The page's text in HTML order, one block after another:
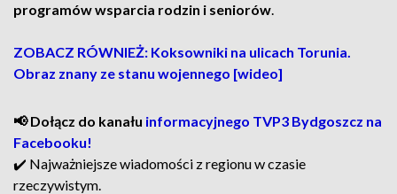
programów wsparcia rodzin i seniorów.
ZOBACZ RÓWNIEŻ: Koksowniki na ulicach Torunia.
Obraz znany ze stanu wojennego [wideo]
📢 Dołącz do kanału informacyjnego TVP3 Bydgoszcz na
Facebooku!
✔️ Najważniejsze wiadomości z regionu w czasie
rzeczywistym.